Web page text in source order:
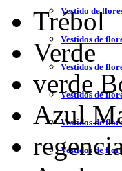
Vestido de
Vestidos de
Vestidos de
Vestidos de
Vestidos de
Vestidos de
Trébol
Verde
verde
Azul